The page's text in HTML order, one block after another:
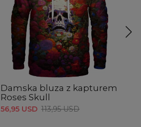
Damska bluza z kapturem
Roses Skull
56,95 USD 113,95 USD